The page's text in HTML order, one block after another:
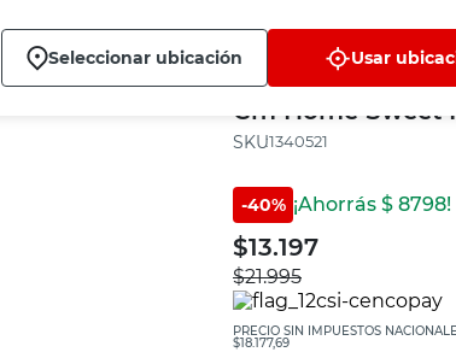
Seleccionar ubicación Usar
Kinor
Felpudo Goma
Cm Home Sweet
:1340521
-40% ¡Ahorrás $ 8798!
$13.197
$21.995
PRECIO SIN IMPUESTOS
$18.177,69